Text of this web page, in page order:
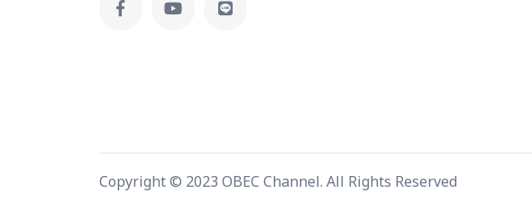
Copyright © 2023 OBEC Channel. All Rights Reserved